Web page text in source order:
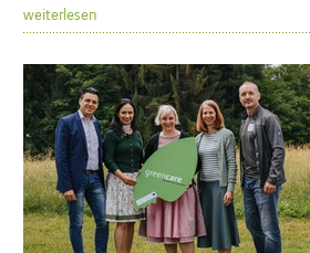
weiterlesen